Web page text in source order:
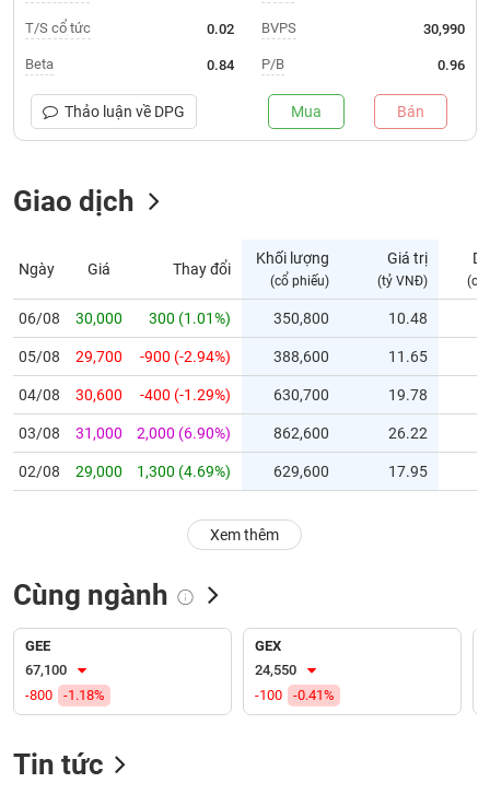
Trạng
thái
phiếu
thị
trường
yết
Niêm
mới
Niêm
yết
bổ
Hủy
dõi
biệt
Không
được
T/S cổ tức 0.02
Beta 0.84
BVPS 30,990
P/B 0.96
Thảo luận về DPG Mua Bán
Giao dịch
Ngày Giá Thay đổi
Khối lượng
(cổ phiếu)
Giá trị
(tỷ VNĐ) (cổ
06/08 30,000 300 (1.01%) 350,800 10.48
05/08 29,700 -900 (-2.94%) 388,600 11.65
04/08 30,600 -400 (-1.29%) 630,700 19.78
03/08 31,000 2,000 (6.90%) 862,600 26.22
02/08 29,000 1,300 (4.69%) 629,600 17.95
Xem thêm
Cùng ngành
GEE
67,100
-800
-1.18%
GEX
24,550
-100
-0.41%
Tin tức
NGÀNH
NGHIỆP
CỔ
SINH
TRÁI
PHIẾU
CÔNG
ĐẦU
TƯ
DỮ
LIỆU